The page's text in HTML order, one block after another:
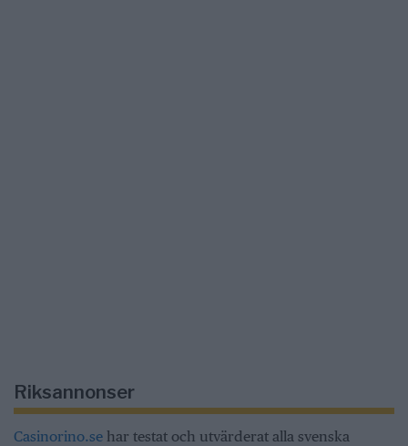
Riksannonser
Casinorino.se har testat och utvärderat alla svenska